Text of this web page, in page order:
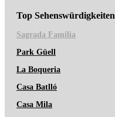
Top Sehenswürdigkeiten
Sagrada Família
Park Güell
La Boqueria
Casa Batlló
Casa Mila